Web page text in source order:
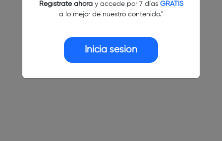
Regístrate ahoray accede por 7 días GRATIS
a lo mejor de nuestro contenido."
Inicia sesión